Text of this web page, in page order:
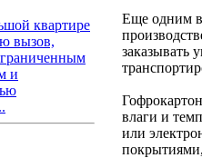
квартире
вызов,
и
Еще одним
заказывать
влаги и
или